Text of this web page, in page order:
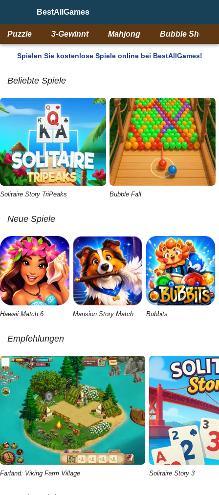
BestAllGames
Puzzle 3-Gewinnt Mahjong Bubble Shooter
Spielen Sie kostenlose Spiele online bei BestAllGames!
Beliebte Spiele
Solitaire Story TriPeaks Bubble Fall
Neue Spiele
Hawaii Match 6 Mansion Story Match Bubbits
Empfehlungen
Farland: Viking Farm Village Solitaire Story 3